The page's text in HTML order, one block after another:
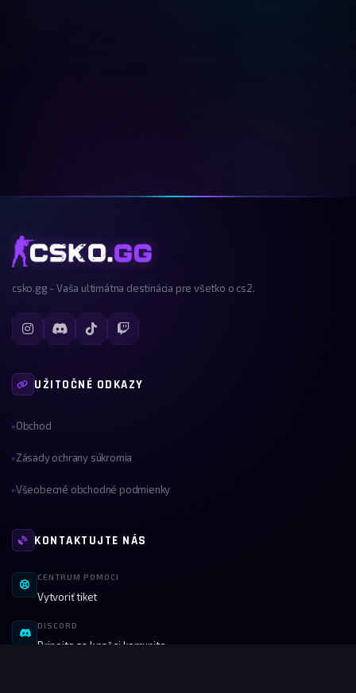
csko.gg - Vaša ultimátna destinácia pre všetko o cs2.
UŽITOČNÉ ODKAZY
▸Obchod
▸Zásady ochrany súkromia
▸Všeobecné obchodné podmienky
KONTAKTUJTE NÁS
CENTRUM POMOCI
Vytvoriť tiket
DISCORD
Pripojte sa k našej komunite